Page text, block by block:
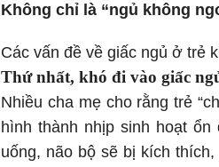
Không chỉ là “ngủ không
Các vấn đề về giấc ngủ ở trẻ
Thứ nhất, khó đi vào giấc
Nhiều cha mẹ cho rằng trẻ
hình thành nhịp sinh hoạt
uống, não bộ sẽ bị kích